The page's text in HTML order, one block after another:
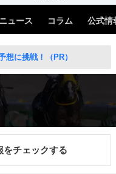
ニュース コラム 公式情
想に挑戦！（PR）
をチェックする